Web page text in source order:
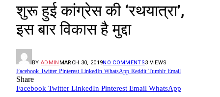
शुरू हुई कांग्रेस की ‘रथयात्रा’,
इस बार विकास है मुद्दा
BY ADMIN MARCH 30, 2019NO COMMENTS3 VIEWS
Facebook Twitter Pinterest LinkedIn WhatsApp Reddit Tumblr Email
Share
Facebook Twitter LinkedIn Pinterest Email WhatsApp